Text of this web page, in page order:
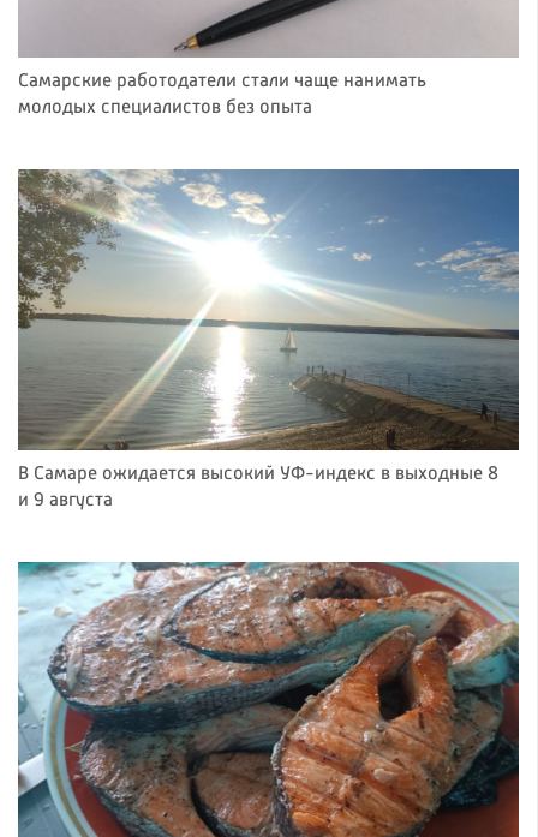
Самарские работодатели стали чаще нанимать
молодых специалистов без опыта
В Самаре ожидается высокий УФ-индекс в выходные 8
и 9 августа